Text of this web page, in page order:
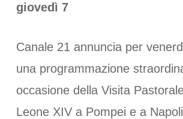
giovedì 7
Canale 21 annuncia per
una programmazione
occasione della Visita
Leone XIV a Pompei e a